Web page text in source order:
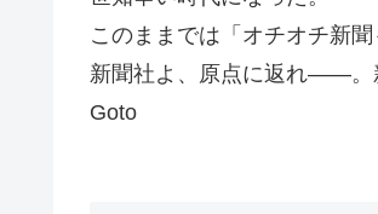
このままでは「オチオチ新聞
新聞社よ、原点に返れ――。
Goto